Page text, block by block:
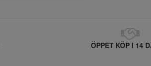
ÖPPET KÖP I 14